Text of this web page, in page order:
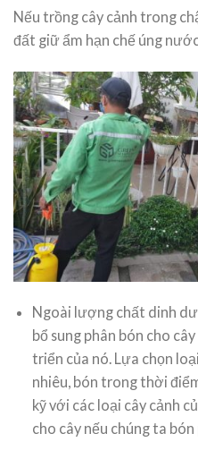
Nếu trồng cây cảnh trong
đất giữ ẩm hạn chế úng
Ngoài lượng chất dinh
bổ sung phân bón cho
triển của nó. Lựa chọn
nhiêu, bón trong thời
kỹ với các loại cây cảnh
cho cây nếu chúng ta bón